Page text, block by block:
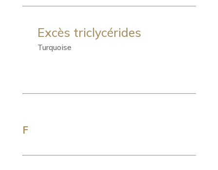
Excès triclycérides
Turquoise
F